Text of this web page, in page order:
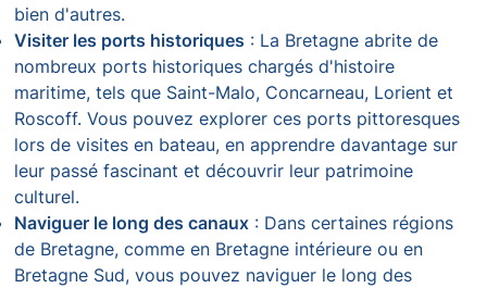
bien d'autres.
Visiter les ports historiques : La Bretagne abrite de
nombreux ports historiques chargés d'histoire
maritime, tels que Saint-Malo, Concarneau, Lorient et
Roscoff. Vous pouvez explorer ces ports pittoresques
lors de visites en bateau, en apprendre davantage sur
leur passé fascinant et découvrir leur patrimoine
culturel.
Naviguer le long des canaux : Dans certaines régions
de Bretagne, comme en Bretagne intérieure ou en
Bretagne Sud, vous pouvez naviguer le long des